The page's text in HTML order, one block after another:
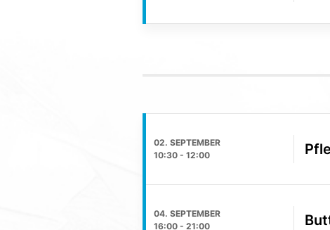
02. SEPTEMBER
10:30- 12:00
04. SEPTEMBER
16:00- 21:00